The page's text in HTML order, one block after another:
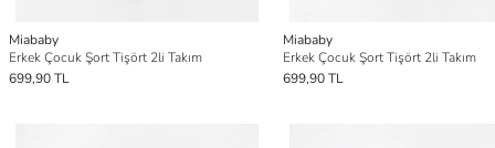
Miababy
Erkek Çocuk Şort Tişört 2li Takım
699,90 TL
Miababy
Erkek Çocuk Şort Tişört 2li Takım
699,90 TL